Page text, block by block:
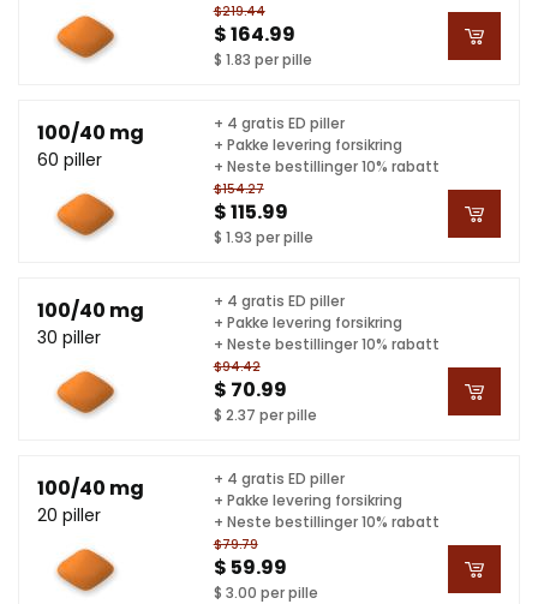
$219.44
$ 164.99
$ 1.83 per pille
100/40 mg
60 piller
$154.27
$ 115.99
$ 1.93 per pille
+ 4 gratis ED piller
+ Pakke levering forsikring
+ Neste bestillinger 10% rabatt
100/40 mg
30 piller
$94.42
$ 70.99
$ 2.37 per pille
+ 4 gratis ED piller
+ Pakke levering forsikring
+ Neste bestillinger 10% rabatt
100/40 mg
20 piller
$79.79
$ 59.99
$ 3.00 per pille
+ 4 gratis ED piller
+ Pakke levering forsikring
+ Neste bestillinger 10% rabatt